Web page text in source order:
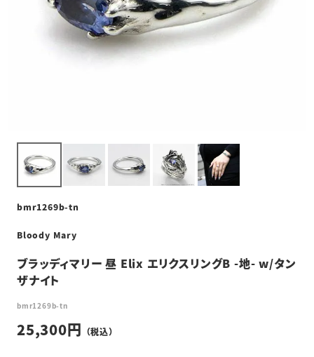
bmr1269b-tn
Bloody Mary
ブラッディマリー 昼 Elix エリクスリングB -地- w/タン
ザナイト
bmr1269b-tn
25,300